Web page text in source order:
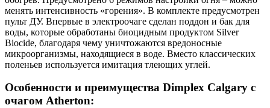
менять интенсивность «горения». В комплекте предусмотрен
пульт ДУ. Впервые в электроочаге сделан поддон и бак для
воды, которые обработаны биоцидным продуктом Silver
Biocide, благодаря чему уничтожаются вредоносные
микроорганизмы, находящиеся в воде. Вместо классических
поленьев используется имитация тлеющих углей.
Особенности и преимущества Dimplex Calgary с
очагом Atherton: